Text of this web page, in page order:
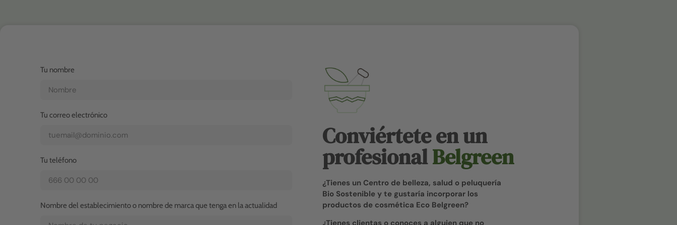
Tu nombre
Tu correo electrónico
Tu teléfono
Nombre del establecimiento o nombre de marca que tenga en la actualidad
Conviértete en un
profesionalBelgreen
¿Tienes un Centro de belleza, salud o peluquería
Bio Sostenible y te gustaría incorporar los
productos de cosmética Eco Belgreen?